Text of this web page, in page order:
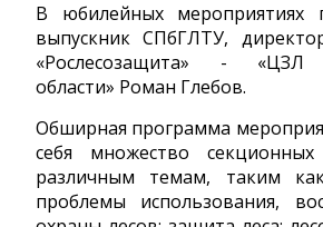
В юбилейных мероприятиях
выпускник СПбГЛТУ,
«Рослесозащита» - «ЦЗЛ
области» Роман Глебов.
Обширная программа
себя множество
различным темам, таким
проблемы использования,